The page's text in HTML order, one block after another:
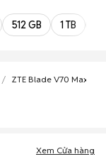
512 GB 1 TB
ZTE Blade V70 Max Đắk
Xem Cửa hàng